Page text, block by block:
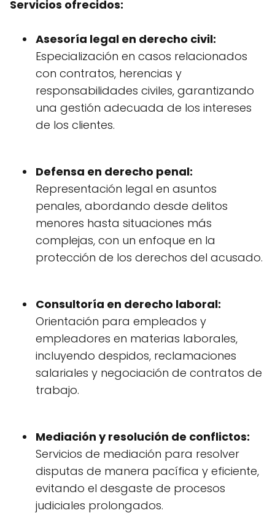
Servicios ofrecidos:
Asesoría legal en derecho civil:
Especialización en casos relacionados
con contratos, herencias y
responsabilidades civiles, garantizando
una gestión adecuada de los intereses
de los clientes.
Defensa en derecho penal:
Representación legal en asuntos
penales, abordando desde delitos
menores hasta situaciones más
complejas, con un enfoque en la
protección de los derechos del acusado.
Consultoría en derecho laboral:
Orientación para empleados y
empleadores en materias laborales,
incluyendo despidos, reclamaciones
salariales y negociación de contratos de
trabajo.
Mediación y resolución de conflictos:
Servicios de mediación para resolver
disputas de manera pacífica y eficiente,
evitando el desgaste de procesos
judiciales prolongados.